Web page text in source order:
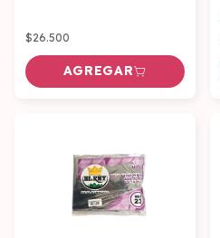
$26.500
AGREGAR